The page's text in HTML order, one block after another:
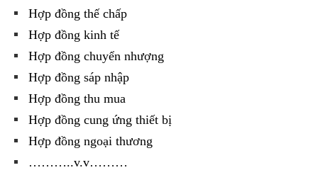
Hợp đồng thế chấp
Hợp đồng kinh tế
Hợp đồng chuyển nhượng
Hợp đồng sáp nhập
Hợp đồng thu mua
Hợp đồng cung ứng thiết bị
Hợp đồng ngoại thương
………..v.v………